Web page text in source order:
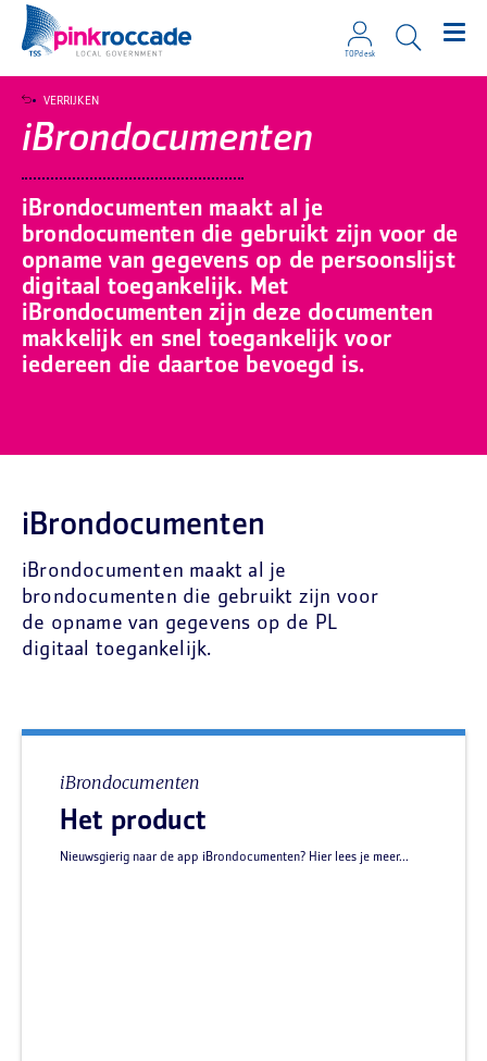
TOPdesk
iBrondocumenten
iBrondocumenten maakt al je
brondocumenten die gebruikt zijn voor de
opname van gegevens op de persoonslijst
digitaal toegankelijk. Met
iBrondocumenten zijn deze documenten
makkelijk en snel toegankelijk voor
iedereen die daartoe bevoegd is.
VERRIJKEN
iBrondocumenten
iBrondocumenten maakt al je
brondocumenten die gebruikt zijn voor
de opname van gegevens op de PL
digitaal toegankelijk.
iBrondocumenten
Het product
Nieuwsgierig naar de app iBrondocumenten? Hier lees je meer...